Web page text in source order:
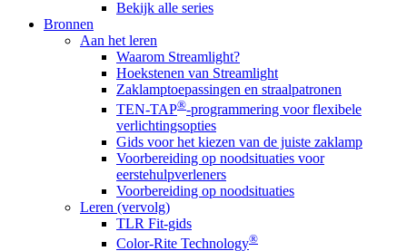
Bekijk alle series
Bronnen
Aan het leren
Waarom Streamlight?
Hoekstenen van Streamlight
Zaklamptoepassingen en straalpatronen
TEN-TAP®-programmering voor flexibele
verlichtingsopties
Gids voor het kiezen van de juiste zaklamp
Voorbereiding op noodsituaties voor
eerstehulpverleners
Voorbereiding op noodsituaties
Leren (vervolg)
TLR Fit-gids
Color-Rite Technology®